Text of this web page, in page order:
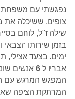
נפגשתי עם משפחת
צופים, ששיכלה את
שילה ז"ל, לוחם
בזמן שירותו
ימים. בצעד
אבריו ל 6 אנשים
המפגש המרגש עם
המרתקת הציפה